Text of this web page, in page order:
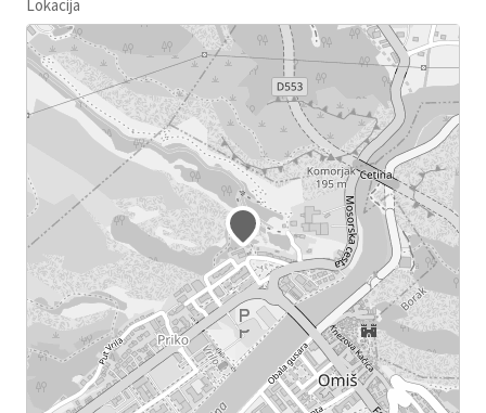
Lokacija